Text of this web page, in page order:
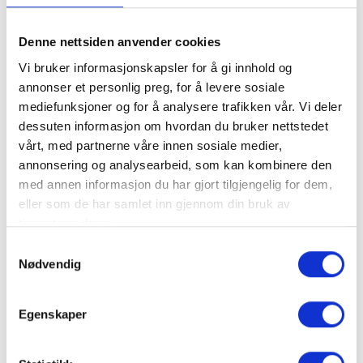
Denne nettsiden anvender cookies
Vi bruker informasjonskapsler for å gi innhold og
annonser et personlig preg, for å levere sosiale
mediefunksjoner og for å analysere trafikken vår. Vi deler
dessuten informasjon om hvordan du bruker nettstedet
vårt, med partnerne våre innen sosiale medier,
annonsering og analysearbeid, som kan kombinere den
med annen informasjon du har gjort tilgjengelig for dem,
eller som de har samlet inn gjennom din bruk av
tjenestene deres.
Nødvendig
Egenskaper
Løypeprofil Trysilrypa 10 km